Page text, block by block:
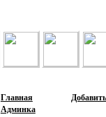
Главная
Админка